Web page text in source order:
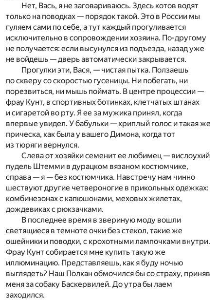
Нет, Вась, я не заговариваюсь. Здесь котов водят
только на поводках — порядок такой. Это в России мы
гуляем сами по себе, а тут каждый прогуливается
исключительно в сопровождении хозяина. По-другому
не получается: если высунулся из подъезда, назад уже
не войдешь — дверь автоматически закрывается.
Прогулки эти, Вася, — чистая пытка. Ползаешь
по скверу со скоростью гусеницы. Ни побегать, ни
порезвиться, ни мышь поймать. В центре процессии —
фрау Кунт, в спортивных ботинках, клетчатых штанах
и сигаретой во рту. Я ее за мужика принял, когда
впервые увидел. У бабульки — хриплый голос и такая же
прическа, как была у вашего Димона, когда тот
из тюряги вернулся.
Слева от хозяйки семенит ее любимец — вислоухий
пудель Штемми в дурацком вязаном костюмчике,
справа — я — без костюмчика. Навстречу нам чинно
шествуют другие четвероногие в прикольных одежках:
комбинезонах с капюшонами, меховых жилетах,
дождевиках с рюкзачками.
В последнее время в звериную моду вошли
светящиеся в темноте очки без стекол, такие же
ошейники и поводки, с крохотными лампочками внутри.
Фрау Кунт собирается мне купить такую же
иллюминацию. Представляешь, как я буду ночью
выглядеть? Наш Полкан обмочился бы со страху, приняв
меня за собаку Баскервилей. До утра бы лаем
заходился.